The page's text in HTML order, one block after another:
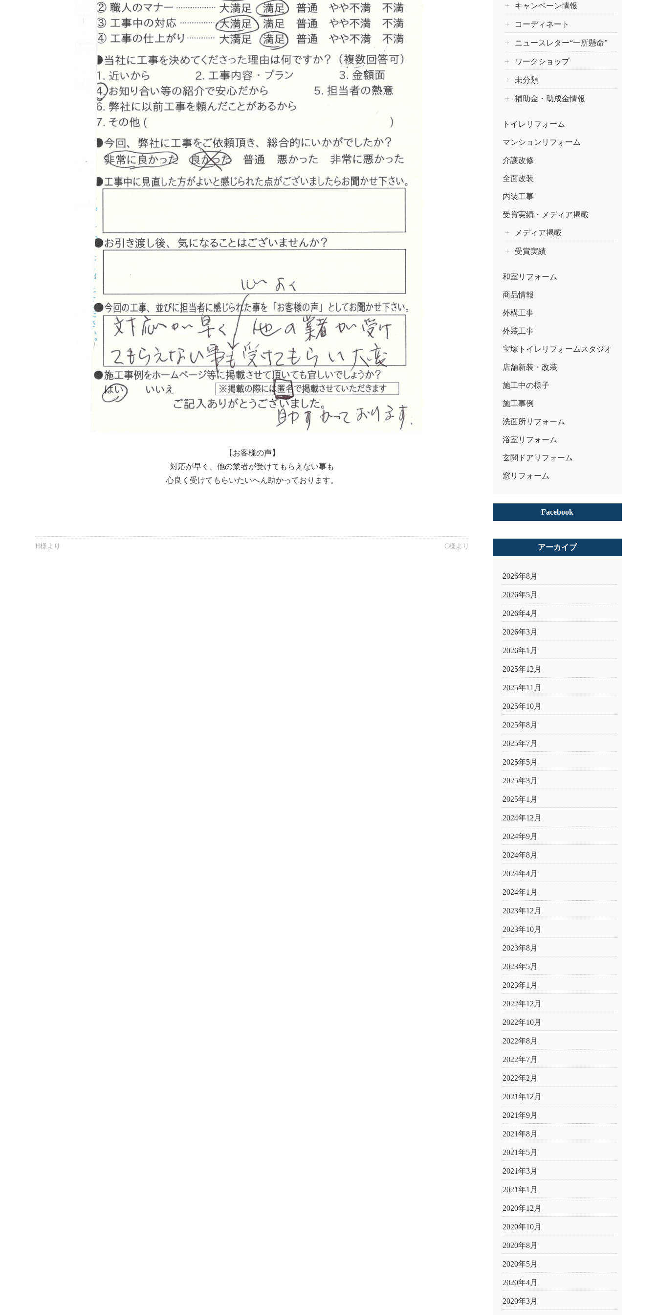
【お客様の声】
対応が早く、他の業者が受けてもらえない事も
心良く受けてもらいたいへん助かっております。
H様より C様より
キャンペーン情報
コーディネート
ニュースレター“一所懸命”
ワークショップ
未分類
補助金・助成金情報
トイレリフォーム
マンションリフォーム
介護改修
全面改装
内装工事
受賞実績・メディア掲載
メディア掲載
受賞実績
和室リフォーム
商品情報
外構工事
外装工事
宝塚トイレリフォームスタジオ
店舗新装・改装
施工中の様子
施工事例
洗面所リフォーム
浴室リフォーム
玄関ドアリフォーム
窓リフォーム
Facebook
アーカイブ
2026年8月
2026年5月
2026年4月
2026年3月
2026年1月
2025年12月
2025年11月
2025年10月
2025年8月
2025年7月
2025年5月
2025年3月
2025年1月
2024年12月
2024年9月
2024年8月
2024年4月
2024年1月
2023年12月
2023年10月
2023年8月
2023年5月
2023年1月
2022年12月
2022年10月
2022年8月
2022年7月
2022年2月
2021年12月
2021年9月
2021年8月
2021年5月
2021年3月
2021年1月
2020年12月
2020年10月
2020年8月
2020年5月
2020年4月
2020年3月